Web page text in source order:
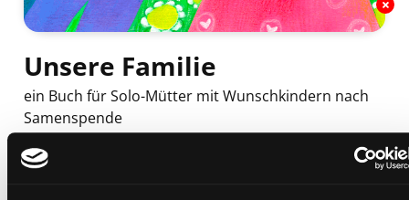
Unsere Familie
ein Buch für Solo-Mütter mit Wunschkindern nach
Samenspende
Mediengruppe:Kinderbuch
Suche nach diesem Verfasser